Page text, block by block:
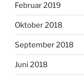
Februar 2019
Oktober 2018
September 2018
Juni 2018